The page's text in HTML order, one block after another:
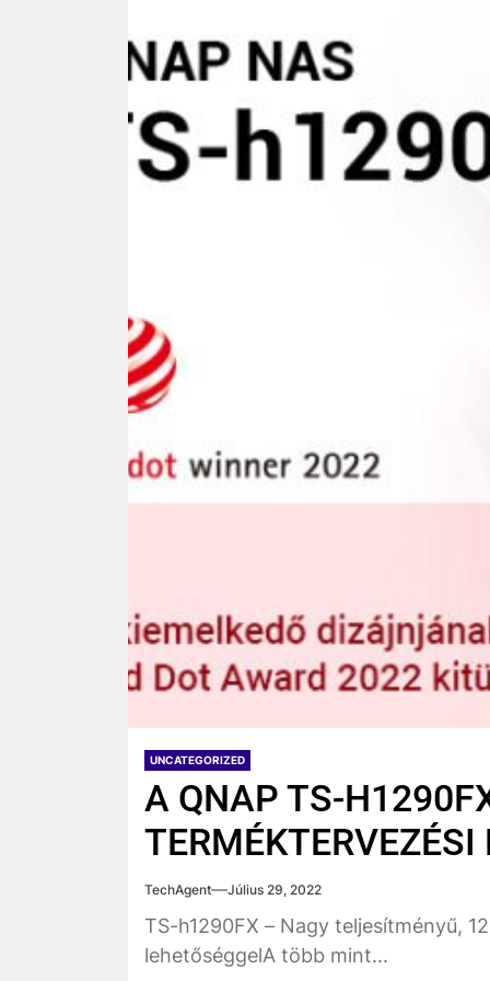
UNCATEGORIZED
A QNAP TS-
TechAgent Július 29, 2022
TS-h1290FX – Nagy teljesítményű,
lehetőséggelA több mint...